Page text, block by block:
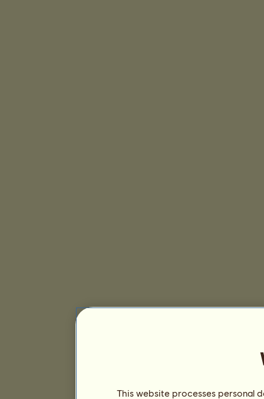
This website processes personal